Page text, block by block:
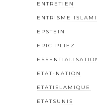
ENTRETIEN
ENTRISME
EPSTEIN
ERIC PLIEZ
ETAT-NATION
ETATISLAMIQUE
ETATSUNIS